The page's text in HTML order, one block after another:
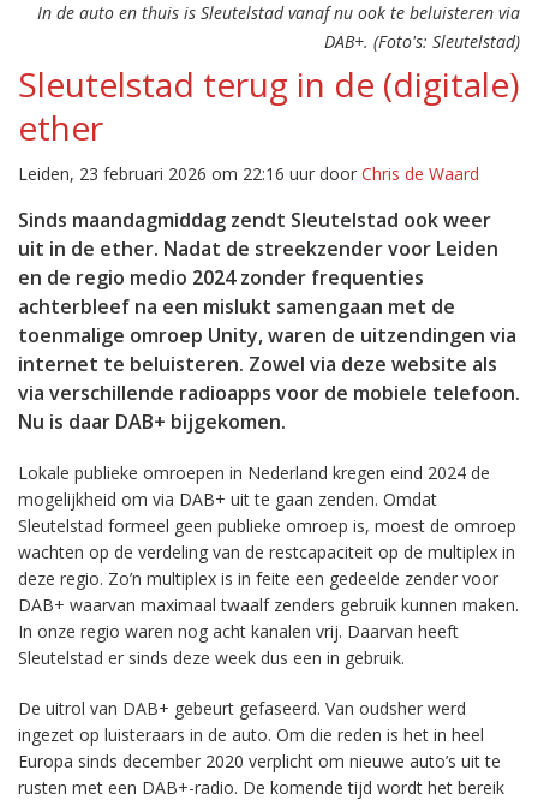
In de auto en thuis is Sleutelstad vanaf nu ook te beluisteren via
DAB+. (Foto's: Sleutelstad)
Sleutelstad terug in de (digitale)
ether
Leiden, 23 februari 2026 om 22:16 uur door Chris de Waard
Sinds maandagmiddag zendt Sleutelstad ook weer
uit in de ether. Nadat de streekzender voor Leiden
en de regio medio 2024 zonder frequenties
achterbleef na een mislukt samengaan met de
toenmalige omroep Unity, waren de uitzendingen via
internet te beluisteren. Zowel via deze website als
via verschillende radioapps voor de mobiele telefoon.
Nu is daar DAB+ bijgekomen.
Lokale publieke omroepen in Nederland kregen eind 2024 de
mogelijkheid om via DAB+ uit te gaan zenden. Omdat
Sleutelstad formeel geen publieke omroep is, moest de omroep
wachten op de verdeling van de restcapaciteit op de multiplex in
deze regio. Zo’n multiplex is in feite een gedeelde zender voor
DAB+ waarvan maximaal twaalf zenders gebruik kunnen maken.
In onze regio waren nog acht kanalen vrij. Daarvan heeft
Sleutelstad er sinds deze week dus een in gebruik.
De uitrol van DAB+ gebeurt gefaseerd. Van oudsher werd
ingezet op luisteraars in de auto. Om die reden is het in heel
Europa sinds december 2020 verplicht om nieuwe auto’s uit te
rusten met een DAB+-radio. De komende tijd wordt het bereik